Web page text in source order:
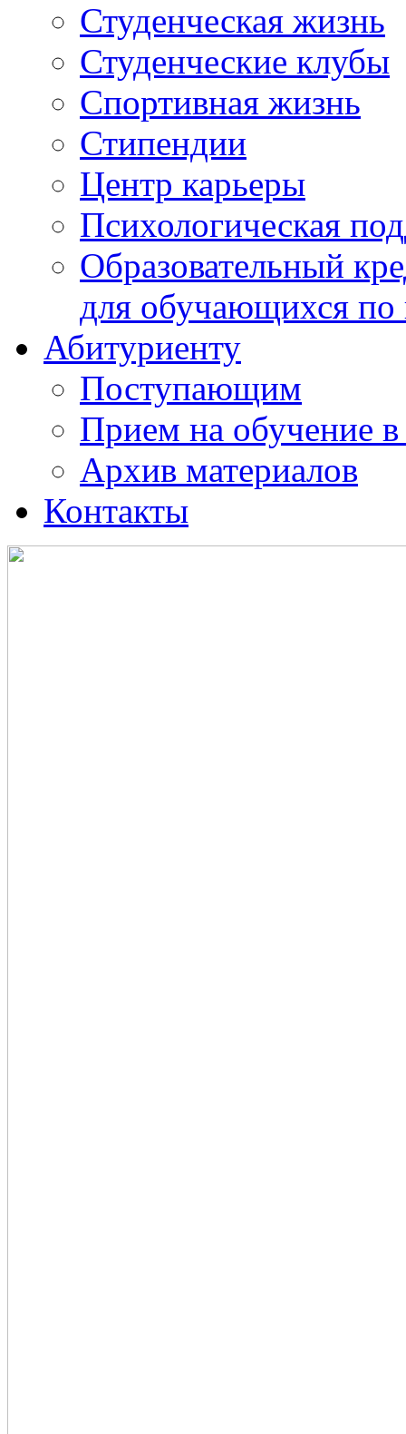
Студенческая жизнь
Студенческие клубы
Спортивная жизнь
Стипендии
Центр карьеры
Психологическая
Образовательный
для обучающихся
Абитуриенту
Поступающим
Прием на обучение в
Архив материалов
Контакты